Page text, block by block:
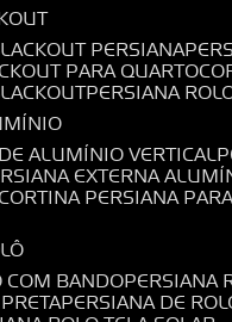
PERSIANA
PARA QUARTO
PERSIANA
DE ALUMÍNIO VERTICAL
EXTERNA
CORTINA PERSIANA
COM BANDO
PERSIANA DE